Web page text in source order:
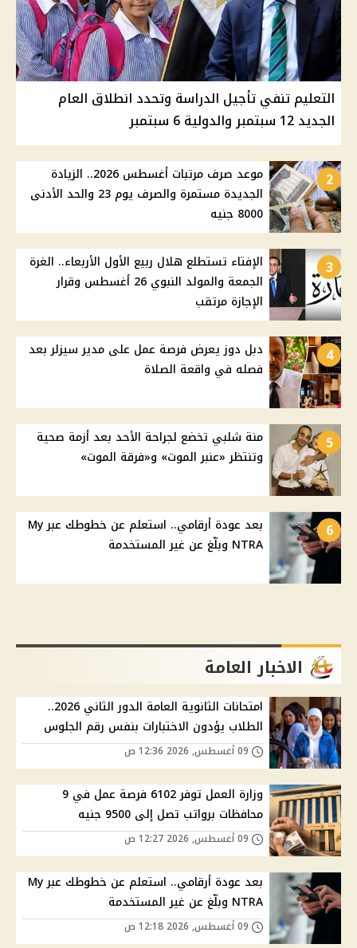
التعليم تنفي تأجيل الدراسة وتحدد انطلاق العام
الجديد 12 سبتمبر والدولية 6 سبتمبر
2
موعد صرف مرتبات أغسطس 2026.. الزيادة
الجديدة مستمرة والصرف يوم 23 والحد الأدنى
8000 جنيه
3
الإفتاء تستطلع هلال ربيع الأول الأربعاء.. الغرة
الجمعة والمولد النبوي 26 أغسطس وقرار
الإجازة مرتقب
4
دبل دوز يعرض فرصة عمل على مدير سيزلر بعد
فصله في واقعة الصلاة
5
منة شلبي تخضع لجراحة الأحد بعد أزمة صحية
وتنتظر «عنبر الموت» و«فرقة الموت»
6
بعد عودة أرقامي.. استعلم عن خطوطك عبر My
NTRA وبلّغ عن غير المستخدمة
الاخبار العامة
امتحانات الثانوية العامة الدور الثاني 2026..
الطلاب يؤدون الاختبارات بنفس رقم الجلوس
وزارة العمل توفر 6102 فرصة عمل في 9
محافظات برواتب تصل إلى 9500 جنيه
بعد عودة أرقامي.. استعلم عن خطوطك عبر My
NTRA وبلّغ عن غير المستخدمة